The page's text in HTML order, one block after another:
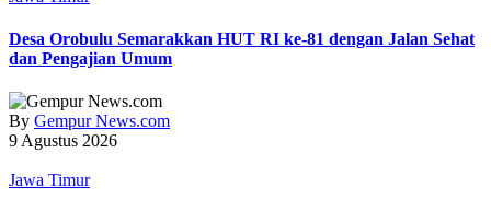
‎Desa Orobulu Semarakkan HUT RI ke-81 dengan Jalan Sehat
dan Pengajian Umum
By Gempur News.com
9 Agustus 2026
Jawa Timur